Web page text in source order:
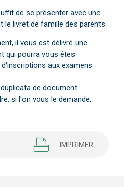
de se présenter avec une
le livret de famille des parents.
il vous est délivré une
qui pourra vous êtes
aux examens
de document.
si l'on vous le demande,
IMPRIMER